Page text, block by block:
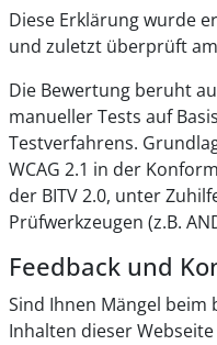
Diese Erklärung wurde
und zuletzt überprüft
Die Bewertung beruht
manueller Tests auf
Testverfahrens.
WCAG 2.1 in der
der BITV 2.0, unter
Prüfwerkzeugen (z.B.
Feedback und
Sind Ihnen Mängel
Inhalten dieser